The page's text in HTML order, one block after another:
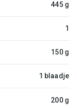
445 g
1
150 g
1 blaadje
200 g